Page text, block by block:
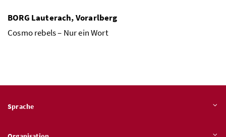
BORG Lauterach, Vorarlberg
Cosmo rebels – Nur ein Wort
Sprache